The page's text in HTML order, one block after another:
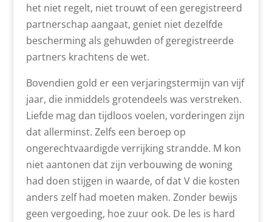
het niet regelt, niet trouwt of een geregistreerd
partnerschap aangaat, geniet niet dezelfde
bescherming als gehuwden of geregistreerde
partners krachtens de wet.
Bovendien gold er een verjaringstermijn van vijf
jaar, die inmiddels grotendeels was verstreken.
Liefde mag dan tijdloos voelen, vorderingen zijn
dat allerminst. Zelfs een beroep op
ongerechtvaardigde verrijking strandde. M kon
niet aantonen dat zijn verbouwing de woning
had doen stijgen in waarde, of dat V die kosten
anders zelf had moeten maken. Zonder bewijs
geen vergoeding, hoe zuur ook. De les is hard